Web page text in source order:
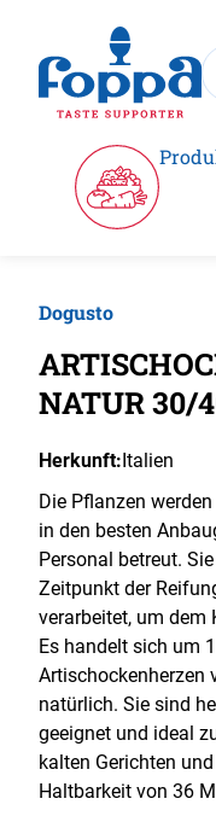
Zur
Dogusto
NATUR 30/
Herkunft:Italien
Die Pflanzen
in den besten
Personal betreut.
Zeitpunkt der
verarbeitet, um dem
Es handelt sich um
Artischockenherzen
natürlich. Sie sind
geeignet und ideal
kalten Gerichten
Haltbarkeit von 36